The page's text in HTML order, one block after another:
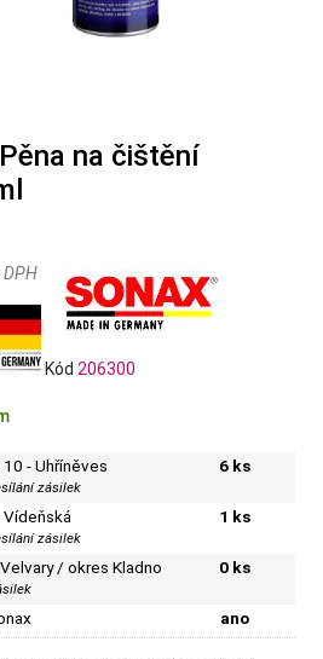
na čištění
Kód 206300
- Uhříněves
zásilek
6 ks
Vídeňská
zásilek
1 ks
/ okres Kladno 0 ks
ano